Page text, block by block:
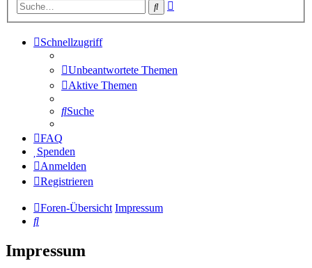
Suche
Schnellzugriff
Unbeantwortete Themen
Aktive Themen
Suche
FAQ
Spenden
Anmelden
Registrieren
Foren-Übersicht Impressum
Suche
Impressum